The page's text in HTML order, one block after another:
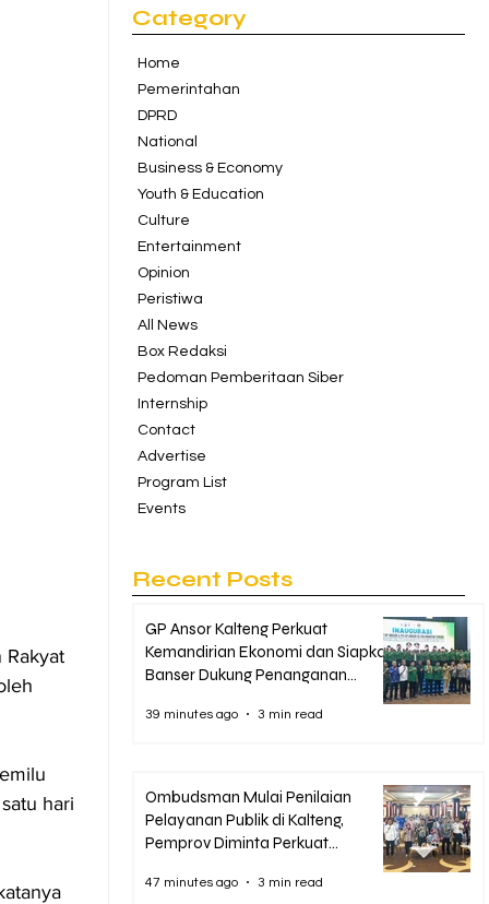
Rakyat
hari
Category
Home
Pemerintahan
DPRD
National
Business & Economy
Youth & Education
Culture
Entertainment
Opinion
Peristiwa
All News
Box Redaksi
Pedoman Pemberitaan Siber
Internship
Contact
Advertise
Program List
Events
Recent Posts
GP Ansor Kalteng Perkuat
Kemandirian Ekonomi dan Siapkan
Banser Dukung Penanganan
39 minutes ago 3 min read
Ombudsman Mulai Penilaian
Pelayanan Publik di Kalteng,
Pemprov Diminta Perkuat
47 minutes ago 3 min read